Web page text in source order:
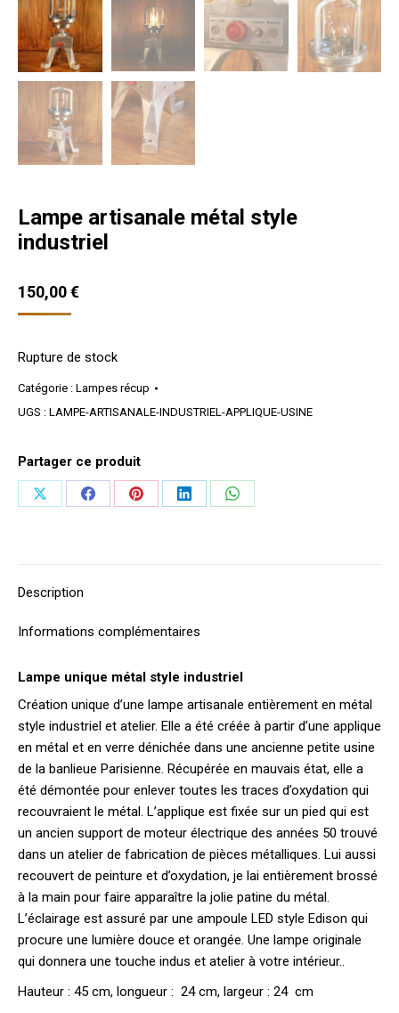
Lampe artisanale métal style
industriel
150,00€
Rupture de stock
Catégorie : Lampes récup
UGS : LAMPE-ARTISANALE-INDUSTRIEL-APPLIQUE-USINE
Partager ce produit
PartagerPartagerPartagerPartagerPartager
Description
Informations complémentaires
Lampe unique métal style industriel
Création unique d’une lampe artisanale entièrement en métal
style industriel et atelier. Elle a été créée à partir d’une applique
en métal et en verre dénichée dans une ancienne petite usine
de la banlieue Parisienne. Récupérée en mauvais état, elle a
été démontée pour enlever toutes les traces d’oxydation qui
recouvraient le métal. L’applique est fixée sur un pied qui est
un ancien support de moteur électrique des années 50 trouvé
dans un atelier de fabrication de pièces métalliques. Lui aussi
recouvert de peinture et d’oxydation, je lai entièrement brossé
à la main pour faire apparaître la jolie patine du métal.
L’éclairage est assuré par une ampoule LED style Edison qui
procure une lumière douce et orangée. Une lampe originale
qui donnera une touche indus et atelier à votre intérieur..
Hauteur : 45 cm, longueur : 24 cm, largeur : 24 cm